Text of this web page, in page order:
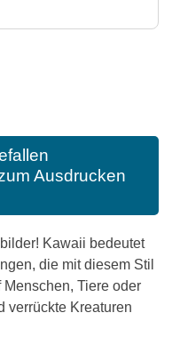
Ausdrucken
Kawaii bedeutet
die mit diesem Stil
Tiere oder
verrückte Kreaturen